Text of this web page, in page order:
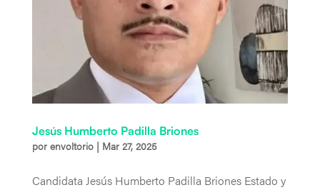
Jesús Humberto Padilla Briones
por envoltorio| Mar 27, 2025
Candidata Jesús Humberto Padilla Briones Estado y